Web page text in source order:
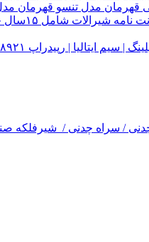
قهرمان مدل تنسو قهرمان
۰۹۱۲۵۵۱۸۹۲۱ ۰۲۱۲۲۳۱۶۵۷۳
/ سراه چدنی / شیرفلکه